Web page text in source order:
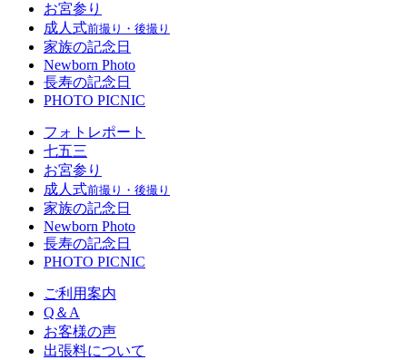
お宮参り
成人式前撮り・後撮り
家族の記念日
Newborn Photo
長寿の記念日
PHOTO PICNIC
フォトレポート
七五三
お宮参り
成人式前撮り・後撮り
家族の記念日
Newborn Photo
長寿の記念日
PHOTO PICNIC
ご利用案内
Q＆A
お客様の声
出張料について